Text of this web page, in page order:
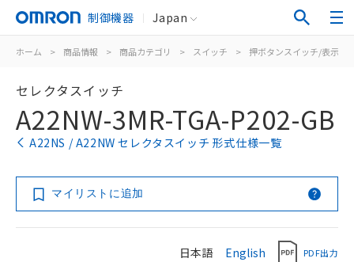
制御機器 Japan
ホーム > 商品情報 > 商品カテゴリ > スイッチ > 押ボタンスイッチ/表示灯
セレクタスイッチ
A22NW-3MR-TGA-P202-GB
A22NS / A22NW セレクタスイッチ 形式仕様一覧
マイリストに追加
日本語 English PDF出力